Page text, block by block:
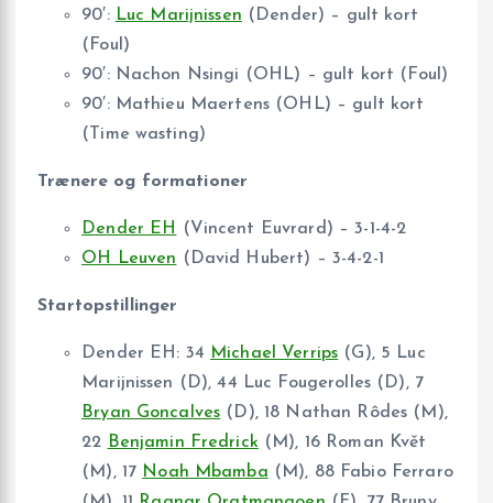
90′: Luc Marijnissen (Dender) – gult kort
(Foul)
90′: Nachon Nsingi (OHL) – gult kort (Foul)
90′: Mathieu Maertens (OHL) – gult kort
(Time wasting)
Trænere og formationer
Dender EH
(Vincent Euvrard) – 3-1-4-2
OH Leuven (David Hubert) – 3-4-2-1
Startopstillinger
Dender EH: 34 Michael Verrips (G), 5 Luc
Marijnissen (D), 44 Luc Fougerolles (D), 7
Bryan Goncalves (D), 18 Nathan Rôdes (M),
22 Benjamin Fredrick (M), 16 Roman Květ
(M), 17 Noah Mbamba (M), 88 Fabio Ferraro